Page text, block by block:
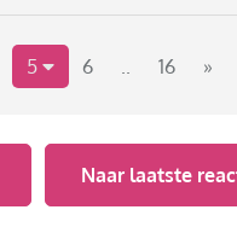
5 6 .. 16 »
Naar laatste